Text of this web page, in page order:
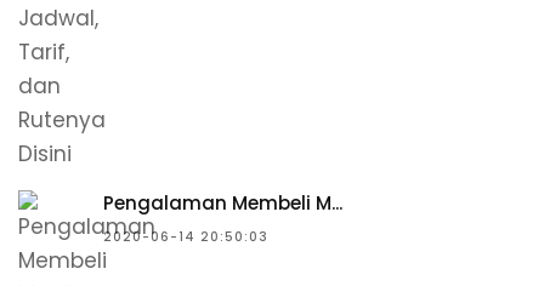
Pengalaman Membeli M...
2020-06-14 20:50:03